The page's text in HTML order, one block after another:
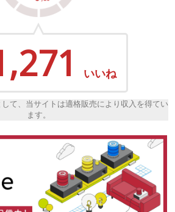
いいね
て、当サイトは適格販売により収入を得てい
ます。